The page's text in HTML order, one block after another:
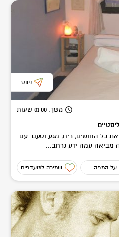
ניווט
משך: 01:00 שעות
כל החושים, ריח, מגע וטעם. עם
על המפה שמירה למועדפים